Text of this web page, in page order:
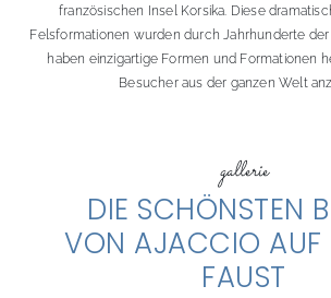
französischen Insel Korsika. Diese
Felsformationen wurden durch Jahrhunderte
haben einzigartige Formen und Formationen
Besucher aus der ganzen Welt
gallerie
DIE SCHÖNSTEN
VON AJACCIO AUF
FAUST